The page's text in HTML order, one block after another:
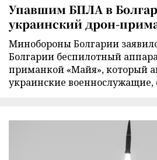
Упавшим БПЛА в
украинский дрон-
Минобороны Болгарии
Болгарии беспилотный
приманкой «Майя», который
украинские военнослужащие,